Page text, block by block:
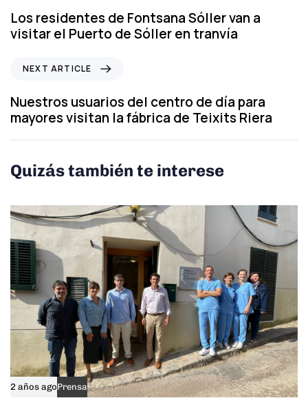
e
v
i
A
r
t
c
e
Los residentes de Fontsana Sóller van a
visitar el Puerto de Sóller en tranvía
x
t
A
r
i
l
e
NEXT ARTICLE
Nuestros usuarios del centro de día para
mayores visitan la fábrica de Teixits Riera
Quizás también te interese
2 años agoPrensa